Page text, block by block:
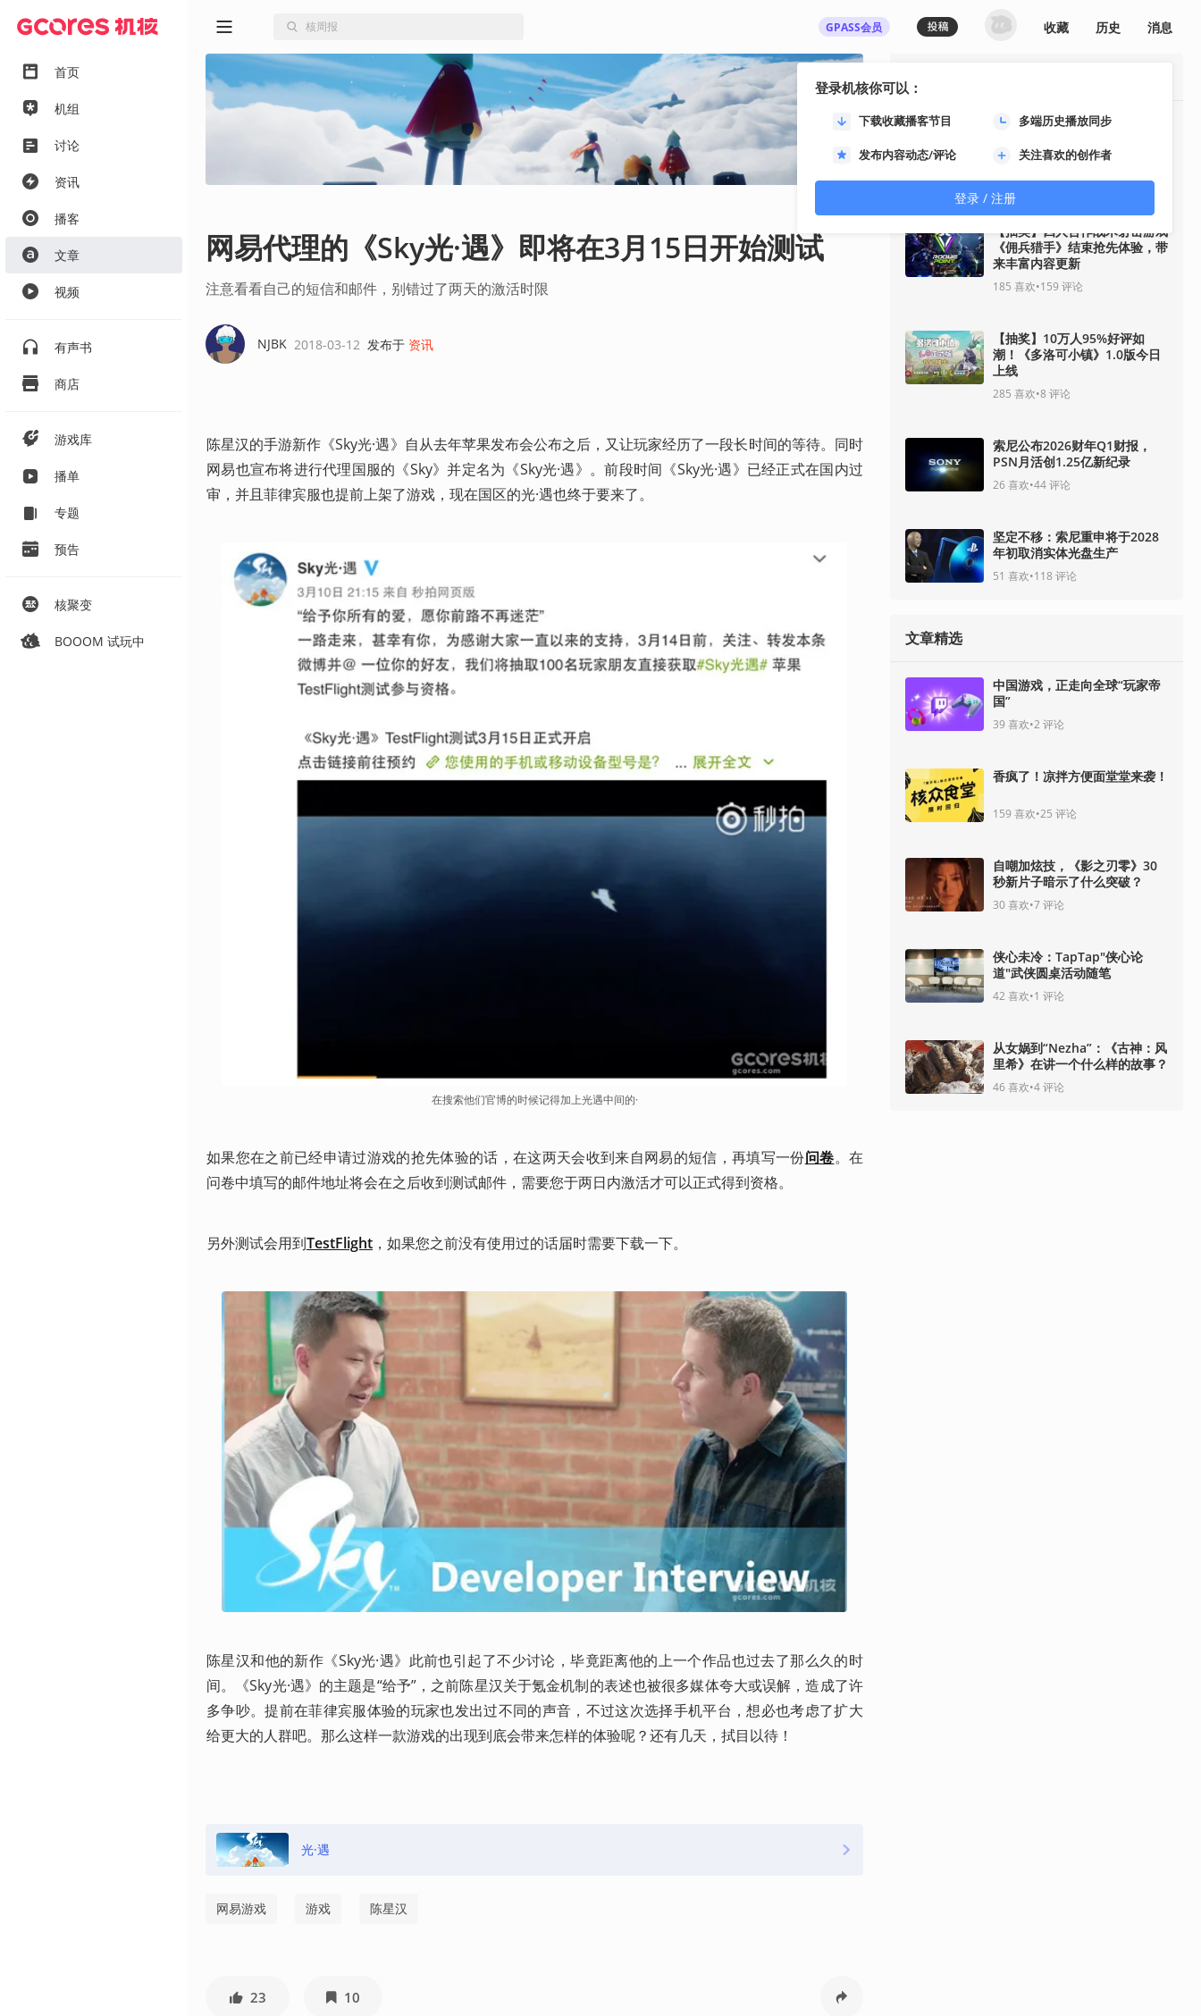
首页
机组
讨论
资讯
播客
文章
视频
有声书
商店
游戏库
播单
专题
预告
核聚变
BOOOM 试玩中
GPASS会员
登录机核你可以：
下载收藏播客节目 多端历史播放同步
发布内容动态/评论 关注喜欢的创作者
登录 / 注册
收藏 历史 消息
网易代理的《Sky光·遇》即将在3月15日开始测试
注意看看自己的短信和邮件，别错过了两天的激活时限
NJBK 2018-03-12 发布于 资讯
陈星汉的手游新作《Sky光·遇》自从去年苹果发布会公布之后，又让玩家经历了一段长时间的等待。同时
网易也宣布将进行代理国服的《Sky》并定名为《Sky光·遇》。前段时间《Sky光·遇》已经正式在国内过
审，并且菲律宾服也提前上架了游戏，现在国区的光·遇也终于要来了。
在搜索他们官博的时候记得加上光遇中间的·
如果您在之前已经申请过游戏的抢先体验的话，在这两天会收到来自网易的短信，再填写一份问卷。在
问卷中填写的邮件地址将会在之后收到测试邮件，需要您于两日内激活才可以正式得到资格。
另外测试会用到TestFlight ，如果您之前没有使用过的话届时需要下载一下。
陈星汉和他的新作《Sky光·遇》此前也引起了不少讨论，毕竟距离他的上一个作品也过去了那么久的时
间。《Sky光·遇》的主题是“给予”，之前陈星汉关于氪金机制的表述也被很多媒体夸大或误解，造成了许
多争吵。提前在菲律宾服体验的玩家也发出过不同的声音，不过这次选择手机平台，想必也考虑了扩大
给更大的人群吧。那么这样一款游戏的出现到底会带来怎样的体验呢？还有几天，拭目以待！
光·遇
网易游戏 游戏 陈星汉
23 10
最热资讯
《影之刃零》8月12日开启预
晓！
92喜欢•33评论
【抽奖】四人合作战术射击游戏
《佣兵猎手》结束抢先体验，带
来丰富内容更新
185 喜欢•159 评论
【抽奖】10万人95%好评如
潮！《多洛可小镇》1.0版今日
上线
285 喜欢•8 评论
索尼公布2026财年Q1财报，
PSN月活创1.25亿新纪录
26喜欢•44评论
坚定不移：索尼重申将于2028
年初取消实体光盘生产
51 喜欢•118 评论
文章精选
中国游戏，正走向全球“玩家帝
国”
39 喜欢•2 评论
香疯了！凉拌方便面堂堂来袭！
159 喜欢•25 评论
自嘲加炫技，《影之刃零》30
秒新片子暗示了什么突破？
30喜欢•7评论
侠心未冷：TapTap"侠心论
道"武侠圆桌活动随笔
42 喜欢•1 评论
从女娲到“Nezha”：《古神：风
里希》在讲一个什么样的故事？
46喜欢•4评论